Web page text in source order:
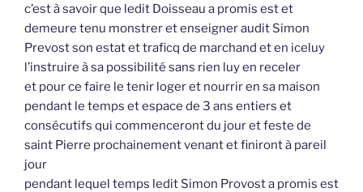
c’est à savoir que ledit Doisseau a promis est et
demeure tenu monstrer et enseigner audit Simon
Prevost son estat et traficq de marchand et en iceluy
l’instruire à sa possibilité sans rien luy en receler
et pour ce faire le tenir loger et nourrir en sa maison
pendant le temps et espace de 3 ans entiers et
consécutifs qui commenceront du jour et feste de
saint Pierre prochainement venant et finiront à pareil
jour
pendant lequel temps ledit Simon Provost a promis est